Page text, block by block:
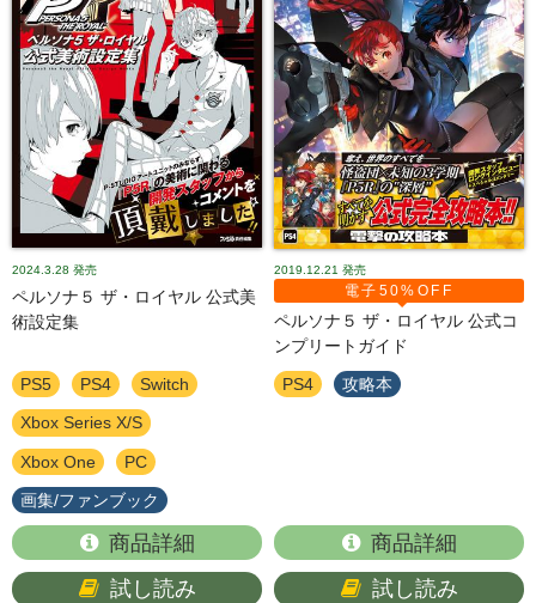
2024.3.28 発売
ペルソナ５ ザ・ロイヤル 公式美
術設定集
PS5 PS4 Switch
Xbox Series X/S
Xbox One PC
画集/ファンブック
商品詳細
試し読み
2019.12.21 発売
電子50%OFF
ペルソナ５ ザ・ロイヤル 公式コ
ンプリートガイド
PS4 攻略本
商品詳細
試し読み